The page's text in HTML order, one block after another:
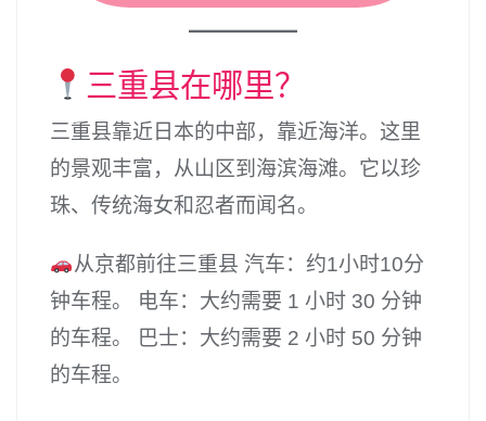
三重县在哪里？
三重县靠近日本的中部，靠近海洋。这里
的景观丰富，从山区到海滨海滩。它以珍
珠、传统海女和忍者而闻名。
从京都前往三重县 汽车：约1小时10分
钟车程。 电车：大约需要 1 小时 30 分钟
的车程。 巴士：大约需要 2 小时 50 分钟
的车程。